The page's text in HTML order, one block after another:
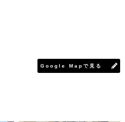
Google Mapで見る